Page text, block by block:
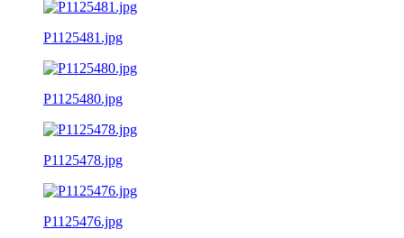
P1125481.jpg
P1125480.jpg
P1125478.jpg
P1125476.jpg